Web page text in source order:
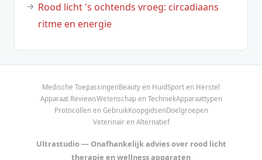
Rood licht 's ochtends vroeg: circadiaans
ritme en energie
Medische ToepassingenBeauty en HuidSport en Herstel
Apparaat ReviewsWetenschap en TechniekApparaattypen
Protocollen en GebruikKoopgidsenDoelgroepen
Veterinair en Alternatief
Ultrastudio — Onafhankelijk advies over rood licht
therapie en wellness apparaten